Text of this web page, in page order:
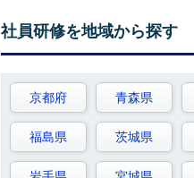
社員研修を地域から探す
京都府 青森県
福島県 茨城県